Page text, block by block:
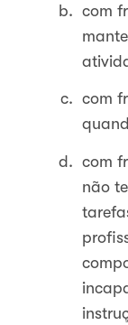
com
com
com
não